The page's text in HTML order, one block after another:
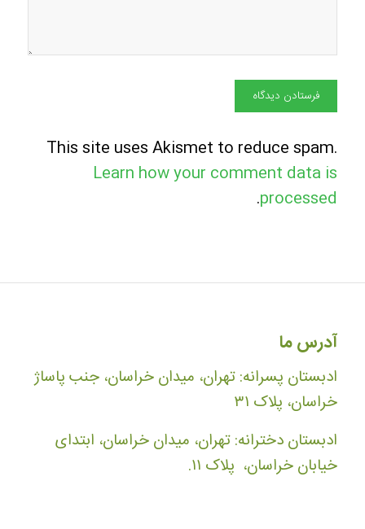
This site uses Akismet to reduce spam.
Learn how your comment data is
processed
.
آدرس ما
ادبستان پسرانه: تهران، میدان خراسان، جنب پاساژ
خراسان، پلاک ۳۱
ادبستان دخترانه: تهران، میدان خراسان، ابتدای
خیابان خراسان، پلاک ۱۱.